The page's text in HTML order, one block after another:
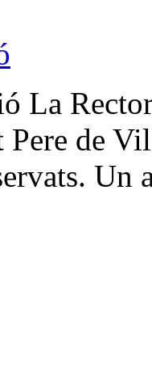
La
Pere de
Un